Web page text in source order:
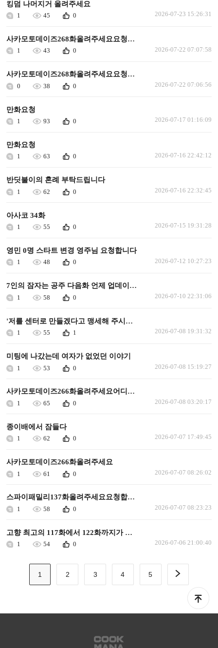
킹덤 나머지거 올려주세요
1 45 0 2026-07-23 15:26:31
사카모토데이즈268화올려주세요요청합니다
1 43 0 2026-07-22 07:07:58
사카모토데이즈268화올려주세요요청합니다
0 38 0 2026-07-22 07:06:56
만화요청
1 93 0 2026-07-17 01:16:09
만화요청
1 63 0 2026-07-16 22:42:12
반딧불이의 혼례 부탁드립니다
1 62 0 2026-07-16 22:32:45
아사코 34화
1 55 0 2026-07-15 19:31:28
영민 0명 스타트 변경 영주님 요청합니다
1 48 0 2026-07-12 10:27:23
7인의 잠자는 공주 다음화 언제 업데이트되나요.
1 58 0 2026-07-10 22:31:06
'저를 센터로 만들겠다고 맹세해 주시겠어요?' 다음화 업데이트 해주세요.
1 55 1 2026-07-08 19:31:32
미팅에 나갔는데 여자가 없었던 이야기
1 53 0 2026-07-08 15:19:27
사카모토데이즈266화올려주세요어디에올려져있나요
1 65 0 2026-07-08 03:20:17
종이배에서 잠들다
1 62 0 2026-07-07 17:49:45
사카모토데이즈266화올려주세요
1 61 0 2026-07-07 08:26:02
스파이패밀리137화올려주세요요청합니다
1 58 0 2026-07-07 08:23:23
고향 최고의 117화에서 122화까지가 누락돼서 요청합니다
1 54 0 2026-07-06 21:00:40
1 2 3 4 5